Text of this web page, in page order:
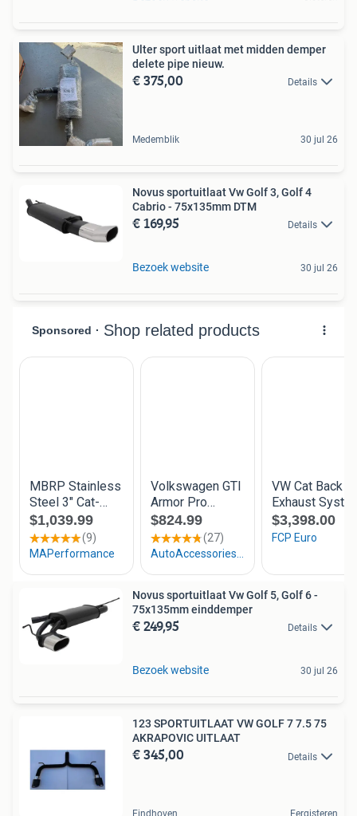
Ulter sport uitlaat met midden demper
delete pipe nieuw.
€ 375,00 Details
Medemblik 30 jul 26
Novus sportuitlaat Vw Golf 3, Golf 4
Cabrio - 75x135mm DTM
€ 169,95 Details
Bezoek website 30 jul 26
Novus sportuitlaat Vw Golf 5, Golf 6 -
75x135mm einddemper
€ 249,95 Details
Bezoek website 30 jul 26
123 SPORTUITLAAT VW GOLF 7 7.5 75
AKRAPOVIC UITLAAT
€ 345,00 Details